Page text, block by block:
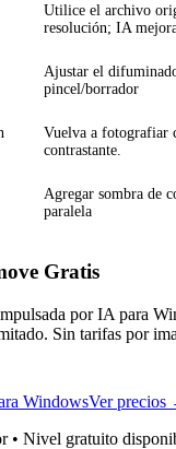
Utilice el archivo
resolución; IA
Ajustar el
pincel/borrador
Vuelva a fotografiar
contrastante.
Agregar sombra de
paralela
Gratis
por IA para
Sin tarifas por
WindowsVer precios
• Nivel gratuito